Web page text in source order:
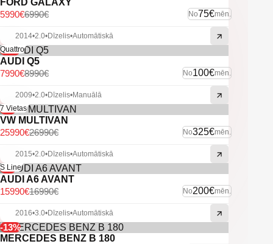
FORD GALAXY
No75€mēn.
6990€
5990€
2014•2.0•Dīzelis•Automātiskā
-11%
Quattro
AUDI Q5
No100€mēn.
8990€
7990€
2009•2.0•Dīzelis•Manuālā
-4%
7 Vietas
VW MULTIVAN
No325€mēn.
26990€
25990€
2015•2.0•Dīzelis•Automātiskā
-6%
S Line
AUDI A6 AVANT
No200€mēn.
16990€
15990€
2016•3.0•Dīzelis•Automātiskā
-13%
MERCEDES BENZ B 180